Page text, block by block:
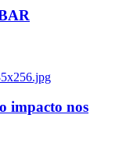
impacto nos